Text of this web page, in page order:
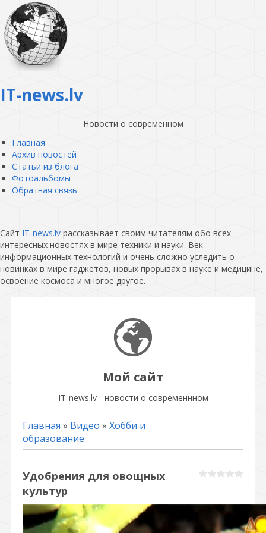
IT-news.lv
Новости о современном
Главная
Архив новостей
Статьи из блога
Фотоальбомы
Обратная связь
Сайт IT-news.lv рассказывает своим читателям обо всех
интересных новостях в мире техники и науки. Век
информационных технологий и очень сложно уследить о
новинках в мире гаджетов, новых прорывах в науке и медицине,
освоение космоса и многое другое.
Мой сайт
IT-news.lv - новости о современнном
Главная » Видео » Хобби и
образование
Удобрения для овощных
культур